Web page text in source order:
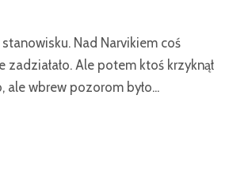
Nad Narvikiem coś
zadziałało. Ale potem ktoś krzyknął
ale wbrew pozorom było...